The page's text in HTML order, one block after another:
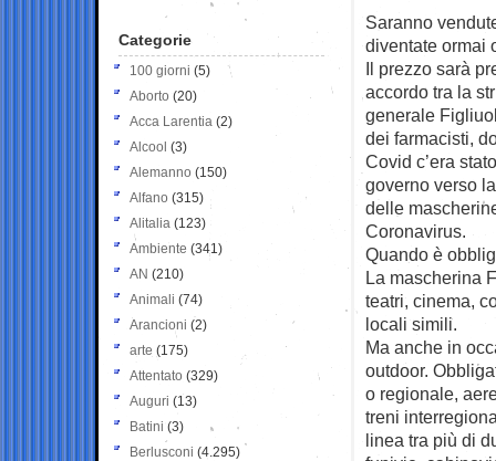
Saranno
diventate ormai
Il prezzo sarà
accordo tra la
generale
dei farmacisti,
Covid c’era
governo verso
delle
Coronavirus.
Quando è
La mascherina
teatri, cinema,
locali simili.
Ma anche in
outdoor.
o regionale,
treni
linea tra più di
Categorie
100 giorni (5)
Aborto (20)
Acca Larentia (2)
Alcool (3)
Alemanno (150)
Alfano (315)
Alitalia (123)
Ambiente (341)
AN (210)
Animali (74)
Arancioni (2)
arte (175)
Attentato (329)
Auguri (13)
Batini (3)
Berlusconi (4.295)